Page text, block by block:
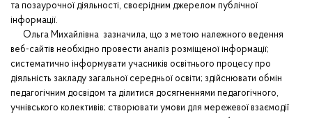
та позаурочної діяльності, своєрідним джерелом публічної
інформації.
Ольга Михайлівна зазначила, що з метою належного ведення
веб-сайтів необхідно провести аналіз розміщеної інформації;
систематично інформувати учасників освітнього процесу про
діяльність закладу загальної середньої освіти; здійснювати обмін
педагогічним досвідом та ділитися досягненнями педагогічного,
учнівського колективів; створювати умови для мережевої взаємодії